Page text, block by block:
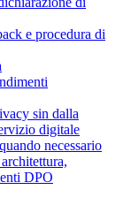
e procedura di
sin dalla
digitale
necessario
DPO